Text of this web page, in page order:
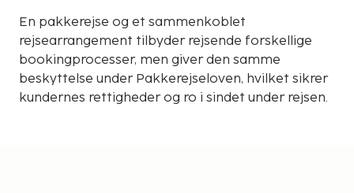
En pakkerejse og et sammenkoblet
rejsearrangement tilbyder rejsende forskellige
bookingprocesser, men giver den samme
beskyttelse under Pakkerejseloven, hvilket sikrer
kundernes rettigheder og ro i sindet under rejsen.